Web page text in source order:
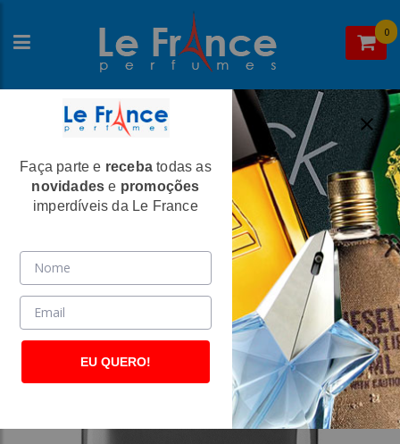
0
Home>Narciso Rodriguez>Perfumes Masculinos
Narciso Rodriguez Masculino Eau de
Toilette
(959)
Faça parte e receba todas as
novidades e promoções
imperdíveis da Le France
EU QUERO!